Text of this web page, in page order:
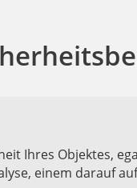
Ihres Objektes,
einem darauf